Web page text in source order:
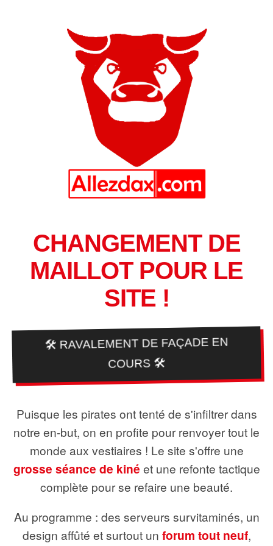
CHANGEMENT DE
MAILLOT POUR LE
SITE !
🛠️ RAVALEMENT DE FAÇADE EN
COURS 🛠️
Puisque les pirates ont tenté de s'infiltrer dans
notre en-but, on en profite pour renvoyer tout le
monde aux vestiaires ! Le site s'offre une
grosse séance de kiné et une refonte tactique
complète pour se refaire une beauté.
Au programme : des serveurs survitaminés, un
design affûté et surtout un forum tout neuf,